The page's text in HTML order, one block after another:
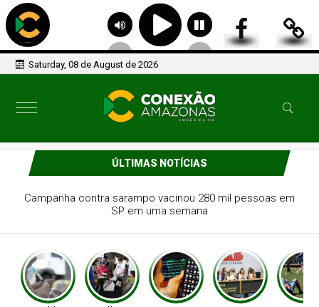
Saturday, 08 de August de 2026
ÚLTIMAS NOTÍCIAS
Partidos têm até o dia 15 para registrarem candidaturas
nos tribunais